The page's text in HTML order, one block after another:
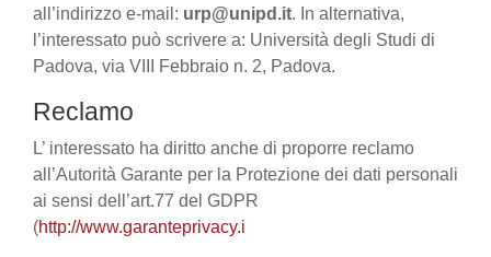
all’indirizzo e-mail: urp@unipd.it. In alternativa,
l’interessato può scrivere a: Università degli Studi di
Padova, via VIII Febbraio n. 2, Padova.
Reclamo
L’ interessato ha diritto anche di proporre reclamo
all’Autorità Garante per la Protezione dei dati personali
ai sensi dell’art.77 del GDPR
(http://www.garanteprivacy.i